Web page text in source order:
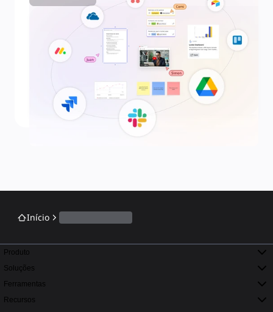
Início
Produto
Soluções
Ferramentas
Recursos